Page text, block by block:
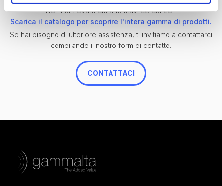
Non hai trovato ciò che stavi cercando?
Scarica il catalogo per scoprire l'intera gamma di prodotti.
Se hai bisogno di ulteriore assistenza, ti invitiamo a contattarci
compilando il nostro form di contatto.
CONTATTACI